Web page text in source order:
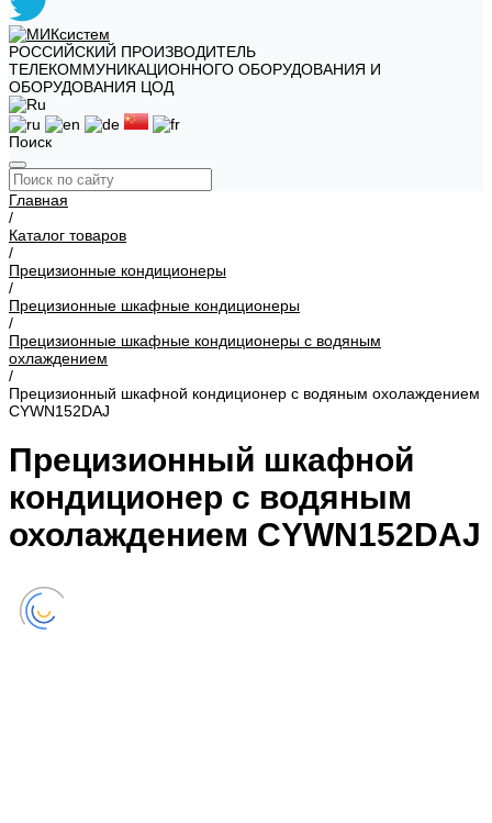
РОССИЙСКИЙ ПРОИЗВОДИТЕЛЬ
ТЕЛЕКОММУНИКАЦИОННОГО ОБОРУДОВАНИЯ И
ОБОРУДОВАНИЯ ЦОД
Поиск
Главная
/
Каталог товаров
/
Прецизионные кондиционеры
/
Прецизионные шкафные кондиционеры
/
Прецизионные шкафные кондиционеры с водяным
охлаждением
/
Прецизионный шкафной кондиционер с водяным охолаждением
CYWN152DAJ
Прецизионный шкафной
кондиционер с водяным
охолаждением CYWN152DAJ